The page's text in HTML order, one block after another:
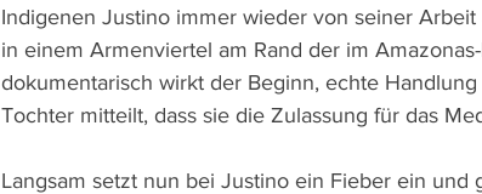
Indigenen Justino immer wieder von seiner
in einem Armenviertel am Rand der im
dokumentarisch wirkt der Beginn, echte
Tochter mitteilt, dass sie die Zulassung für das
Langsam setzt nun bei Justino ein Fieber ein